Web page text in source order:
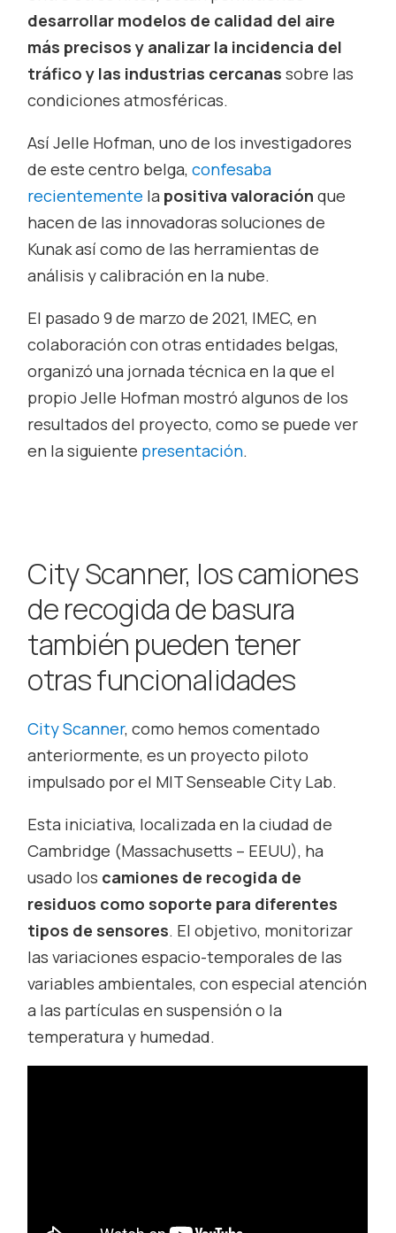
desarrollar modelos de calidad del aire
más precisos y analizar la incidencia del
tráfico y las industrias cercanas sobre las
condiciones atmosféricas.
Así Jelle Hofman, uno de los investigadores
de este centro belga,confesaba
recientemente la positiva valoraciónque
hacen de las innovadoras soluciones de
Kunak así como de las herramientas de
análisis y calibración en la nube.
El pasado 9 de marzo de 2021, IMEC, en
colaboración con otras entidades belgas,
organizó una jornada técnica en la que el
propio Jelle Hofman mostró algunos de los
resultados del proyecto, como se puede ver
en la siguiente presentación.
City Scanner, los camiones
de recogida de basura
también pueden tener
otras funcionalidades
City Scanner, como hemos comentado
anteriormente, es un proyecto piloto
impulsado por el MIT Senseable City Lab.
Esta iniciativa, localizada en la ciudad de
Cambridge (Massachusetts – EEUU), ha
usado los camiones de recogida de
residuos como soporte para diferentes
tipos de sensores. El objetivo, monitorizar
las variaciones espacio-temporales de las
variables ambientales, con especial atención
a las partículas en suspensión o la
temperatura y humedad.